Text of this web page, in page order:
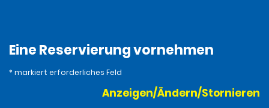
Eine Reservierung vornehmen
* markiert erforderliches Feld
Anzeigen/Ändern/Stornieren